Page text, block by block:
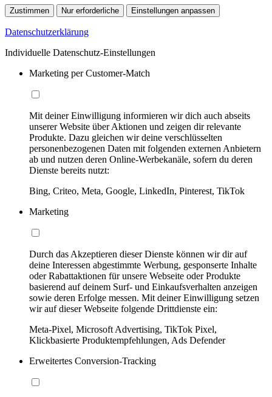
Zustimmen Nur erforderliche Einstellungen anpassen
Datenschutzerklärung
Individuelle Datenschutz-Einstellungen
Marketing per Customer-Match
Mit deiner Einwilligung informieren wir dich auch abseits
unserer Website über Aktionen und zeigen dir relevante
Produkte. Dazu gleichen wir deine verschlüsselten
personenbezogenen Daten mit folgenden externen Anbietern
ab und nutzen deren Online-Werbekanäle, sofern du deren
Dienste bereits nutzt:
Bing, Criteo, Meta, Google, LinkedIn, Pinterest, TikTok
Marketing
Durch das Akzeptieren dieser Dienste können wir dir auf
deine Interessen abgestimmte Werbung, gesponserte Inhalte
oder Rabattaktionen für unsere Webseite oder Produkte
basierend auf deinem Surf- und Einkaufsverhalten anzeigen
sowie deren Erfolge messen. Mit deiner Einwilligung setzen
wir auf dieser Webseite folgende Drittdienste ein:
Meta-Pixel, Microsoft Advertising, TikTok Pixel,
Klickbasierte Produktempfehlungen, Ads Defender
Erweitertes Conversion-Tracking